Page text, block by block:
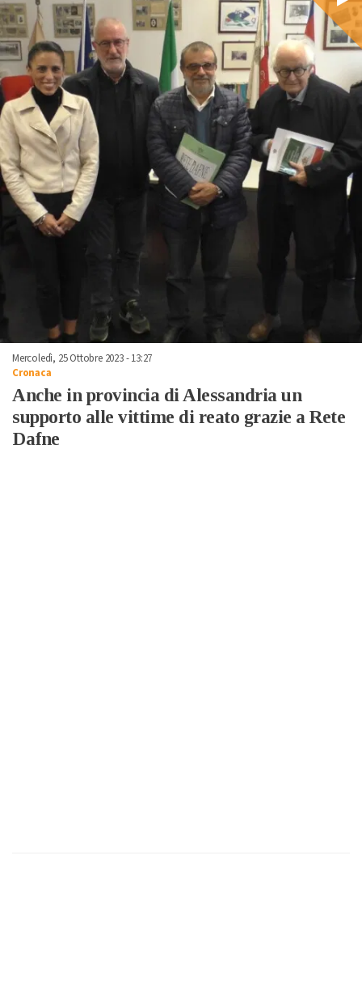
Mercoledì, 25 Ottobre 2023 - 13:27
Cronaca
Anche in provincia di Alessandria un
supporto alle vittime di reato grazie a Rete
Dafne